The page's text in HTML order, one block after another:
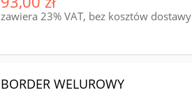
zawiera 23% VAT, bez kosztów dostawy
BORDER WELUROWY